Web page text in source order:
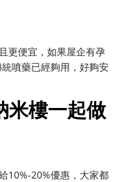
更便宜，如果屋企有孕
噴藥已經夠用，好夠安
米樓一起做
10%-20%優惠，大家都